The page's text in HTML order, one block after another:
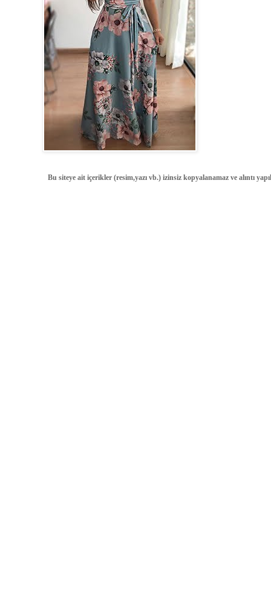
Bu siteye ait içerikler (resim,yazı vb.) izinsiz kopyalanamaz ve alıntı